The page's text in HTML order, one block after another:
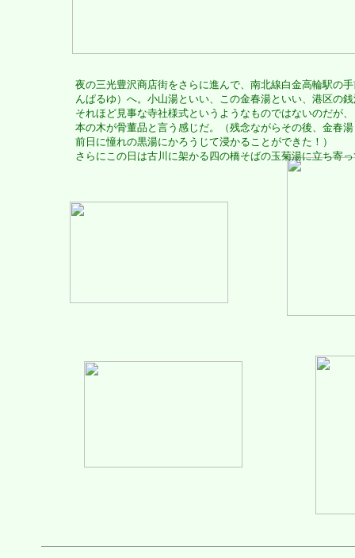
夜の三光豊沢商店街をさらに進んで、南北線白金高輪駅の
んぱるゆ）へ。小山湯といい、この金春湯といい、港区の
それほど見事な寺社様式というようなものではないのだが
本の木が骨董品と言う感じだ。（残念ながらその後、金春
前日に憧れの黒湯にかろうじて浸かることができた！）
さらにこの日は古川に架かる四の橋そばの玉菊湯に立ち寄